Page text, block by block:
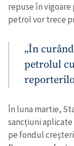
repuse în
petrol vor trece
„În
petrolul
În luna martie,
sancțiuni
pe fondul